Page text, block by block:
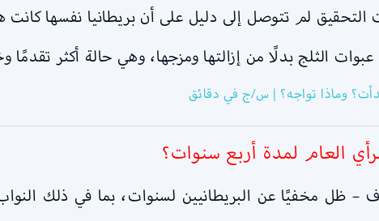
لم تتوصل إلى دليل على أن بريطانيا نفسها
الثلج بدلًا من إزالتها ومزجها، وهي حالة أكثر تقدمًا
وماذا تواجه؟ | س/ج في دقائق
العام لمدة أربع سنوات؟
– ظل مخفيًا عن البريطانيين لسنوات، بما في ذلك